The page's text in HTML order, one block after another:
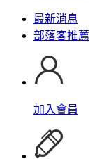
最新消息
部落客推薦
加入會員